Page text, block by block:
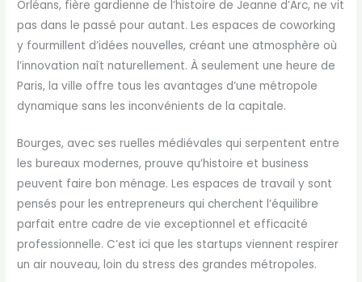
Orléans, fière gardienne de l’histoire de Jeanne d’Arc, ne vit
pas dans le passé pour autant. Les espaces de coworking
y fourmillent d’idées nouvelles, créant une atmosphère où
l’innovation naît naturellement. À seulement une heure de
Paris, la ville offre tous les avantages d’une métropole
dynamique sans les inconvénients de la capitale.
Bourges, avec ses ruelles médiévales qui serpentent entre
les bureaux modernes, prouve qu’histoire et business
peuvent faire bon ménage. Les espaces de travail y sont
pensés pour les entrepreneurs qui cherchent l’équilibre
parfait entre cadre de vie exceptionnel et efficacité
professionnelle. C’est ici que les startups viennent respirer
un air nouveau, loin du stress des grandes métropoles.